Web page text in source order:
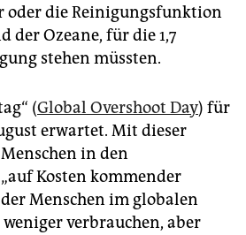
oder die Reinigungsfunktion
der Ozeane, für die 1,7
stehen müssten.
(Global Overshoot Day) für
erwartet. Mit dieser
in den
Kosten kommender
Menschen im globalen
verbrauchen, aber